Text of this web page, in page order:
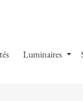
Luminaires